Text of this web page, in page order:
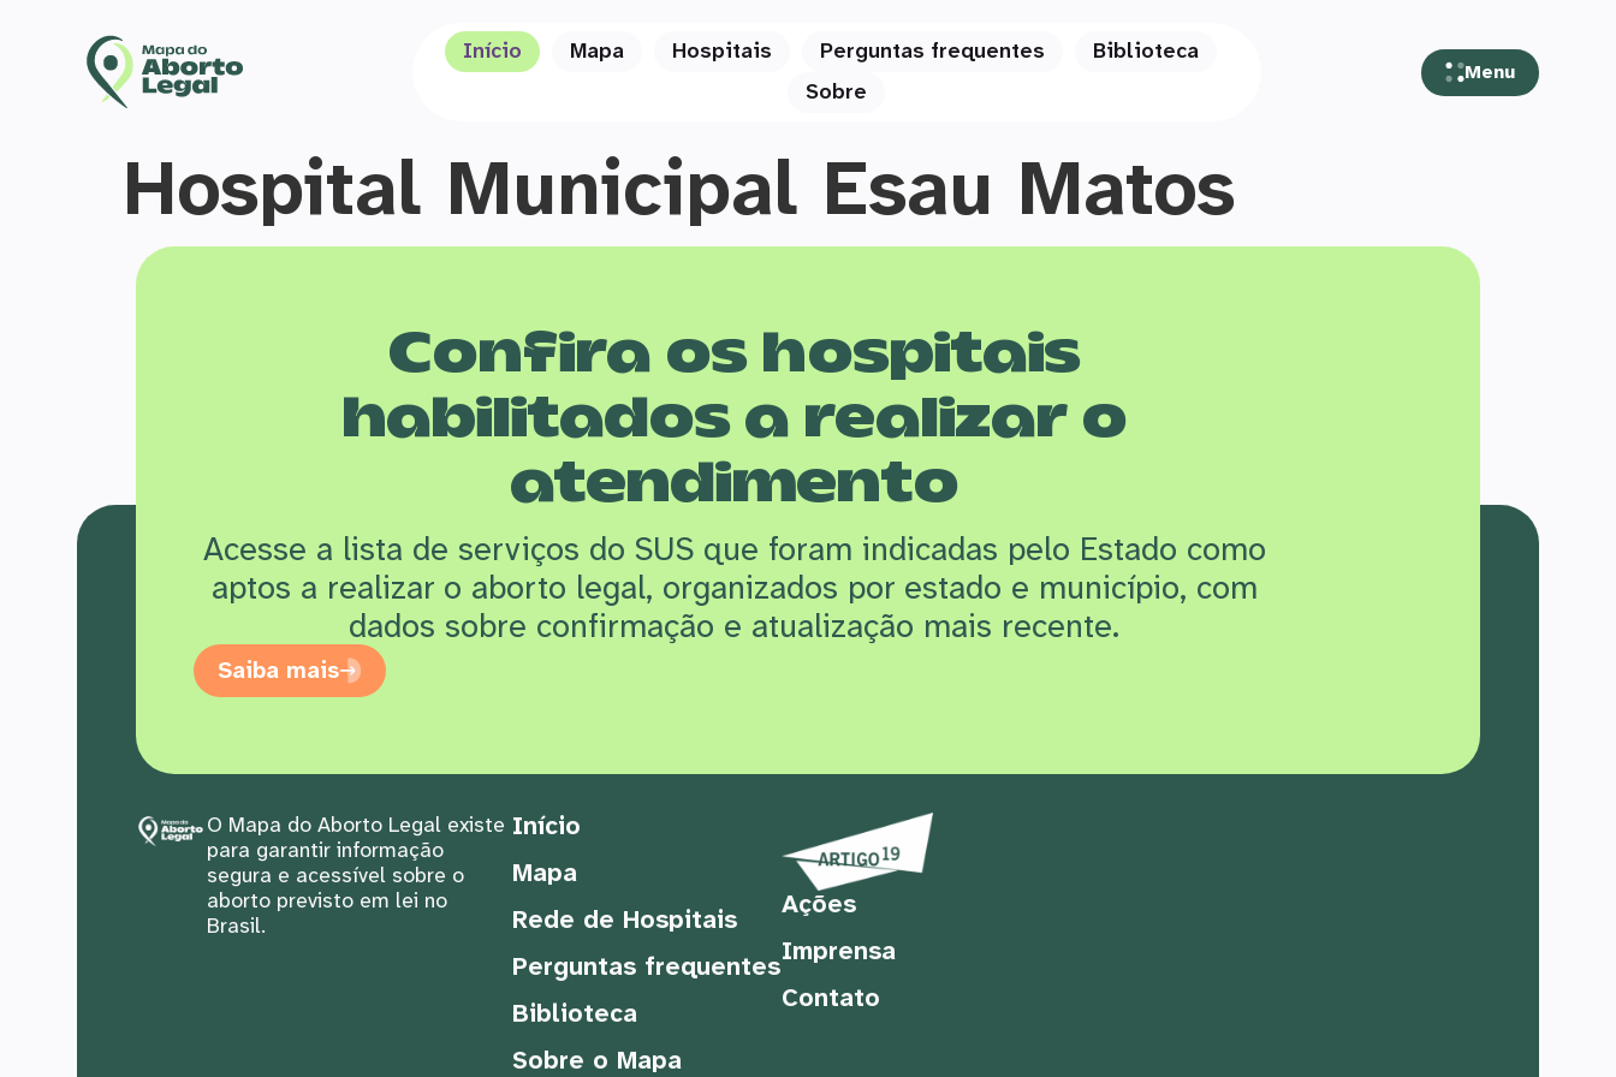
Início Mapa Hospitais Perguntas frequentes
Biblioteca
Sobre
Menu
Hospital Municipal Esau Matos
Confira os hospitais
habilitados a realizar o
atendimento
Acesse a lista de serviços do SUS que foram indicadas pelo Estado como
aptos a realizar o aborto legal, organizados por estado e município, com
dados sobre confirmação e atualização mais recente.
Saiba mais
O Mapa do Aborto Legal existe
para garantir informação
segura e acessível sobre o
aborto previsto em lei no
Brasil.
Início
Mapa
Rede de Hospitais
Perguntas frequentes
Biblioteca
Sobre o Mapa
Ações
Imprensa
Contato